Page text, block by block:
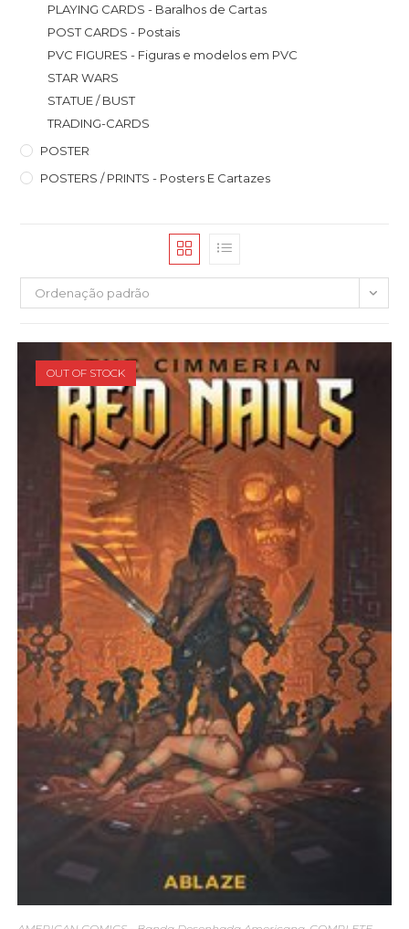
PLAYING CARDS - Baralhos de Cartas
POST CARDS - Postais
PVC FIGURES - Figuras e modelos em PVC
STAR WARS
STATUE / BUST
TRADING-CARDS
POSTER
POSTERS / PRINTS - Posters E Cartazes
Ordenação padrão
OUT OF STOCK